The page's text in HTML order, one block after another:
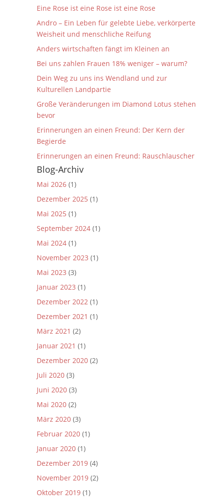
Eine Rose ist eine Rose ist eine Rose
Andro – Ein Leben für gelebte Liebe, verkörperte
Weisheit und menschliche Reifung
Anders wirtschaften fängt im Kleinen an
Bei uns zahlen Frauen 18% weniger – warum?
Dein Weg zu uns ins Wendland und zur
Kulturellen Landpartie
Große Veränderungen im Diamond Lotus stehen
bevor
Erinnerungen an einen Freund: Der Kern der
Begierde
Erinnerungen an einen Freund: Rauschlauscher
Blog-Archiv
Mai 2026(1)
Dezember 2025 (1)
Mai 2025 (1)
September 2024(1)
Mai 2024(1)
November 2023 (1)
Mai 2023 (3)
Januar 2023 (1)
Dezember 2022(1)
Dezember 2021 (1)
März 2021 (2)
Januar 2021 (1)
Dezember 2020(2)
Juli 2020(3)
Juni 2020(3)
Mai 2020(2)
März 2020(3)
Februar 2020(1)
Januar 2020(1)
Dezember 2019(4)
November 2019(2)
Oktober 2019(1)